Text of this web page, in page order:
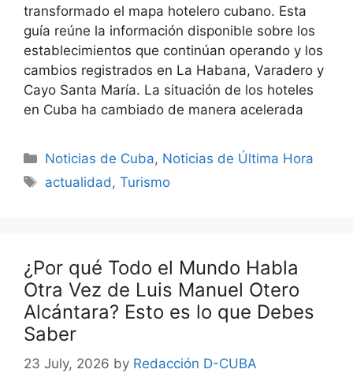
transformado el mapa hotelero cubano. Esta
guía reúne la información disponible sobre los
establecimientos que continúan operando y los
cambios registrados en La Habana, Varadero y
Cayo Santa María. La situación de los hoteles
en Cuba ha cambiado de manera acelerada
Categories
Noticias de Cuba, Noticias de Última Hora
Tags
actualidad ,Turismo
¿Por qué Todo el Mundo Habla
Otra Vez de Luis Manuel Otero
Alcántara? Esto es lo que Debes
Saber
23 July, 2026 by Redacción D-CUBA